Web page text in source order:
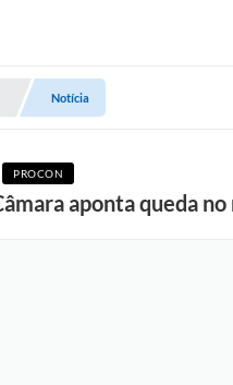
Notícia
PROCON
aponta queda